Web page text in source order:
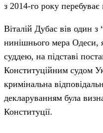
з 2014-го року
Віталій Дубас вів один з
нинішнього мера Одеси,
суддею, на підставі
Конституційним судом
кримінальна
декларуванням була
Конституції.